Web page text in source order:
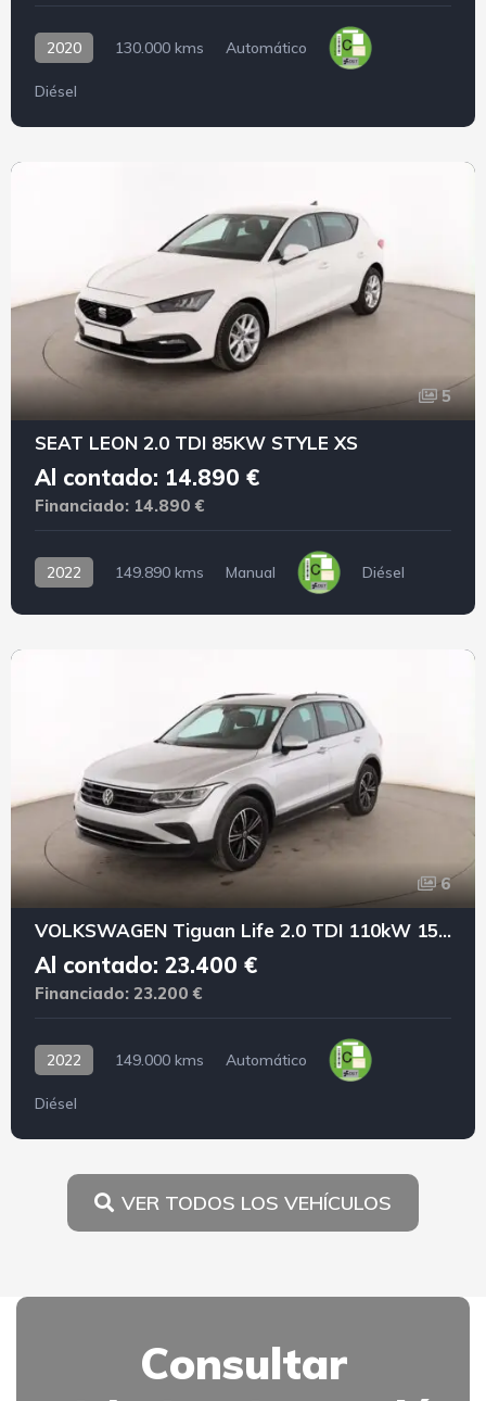
2020 130.000 kms Automático
Diésel
5
SEAT LEON 2.0 TDI 85KW STYLE XS
Al contado: 14.890 €
Financiado: 14.890 €
2022 149.890 kms Manual Diésel
6
VOLKSWAGEN Tiguan Life 2.0 TDI 110kW 150CV DSG
Al contado: 23.400 €
Financiado: 23.200 €
2022 149.000 kms Automático
Diésel
VER TODOS LOS VEHÍCULOS
Consultar